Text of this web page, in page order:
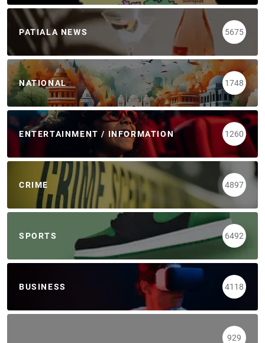
PATIALA NEWS 5675
NATIONAL 1748
ENTERTAINMENT / INFORMATION 1260
CRIME 4897
SPORTS 6492
BUSINESS 4118
929